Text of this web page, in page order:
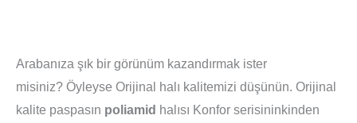
Arabanıza şık bir görünüm kazandırmak ister
misiniz? Öyleyse Orijinal halı kalitemizi düşünün. Orijinal
kalite paspasın poliamid halısı Konfor serisininkinden